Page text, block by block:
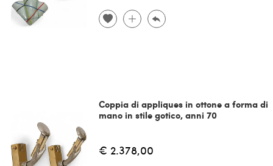
Coppia di appliques in ottone a forma di
mano in stile gotico, anni 70
€ 2.378,00